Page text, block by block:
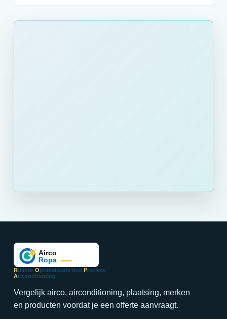
Ruimte-Optimalisatie met Precieze
Airconditioning
Vergelijk airco, airconditioning, plaatsing, merken
en producten voordat je een offerte aanvraagt.